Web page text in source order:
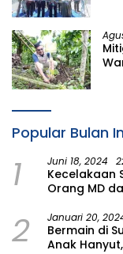
Popular Bulan
1 Juni 18, 2024
Kecelakaan
Orang MD
2 Januari 20,
Bermain di
Anak